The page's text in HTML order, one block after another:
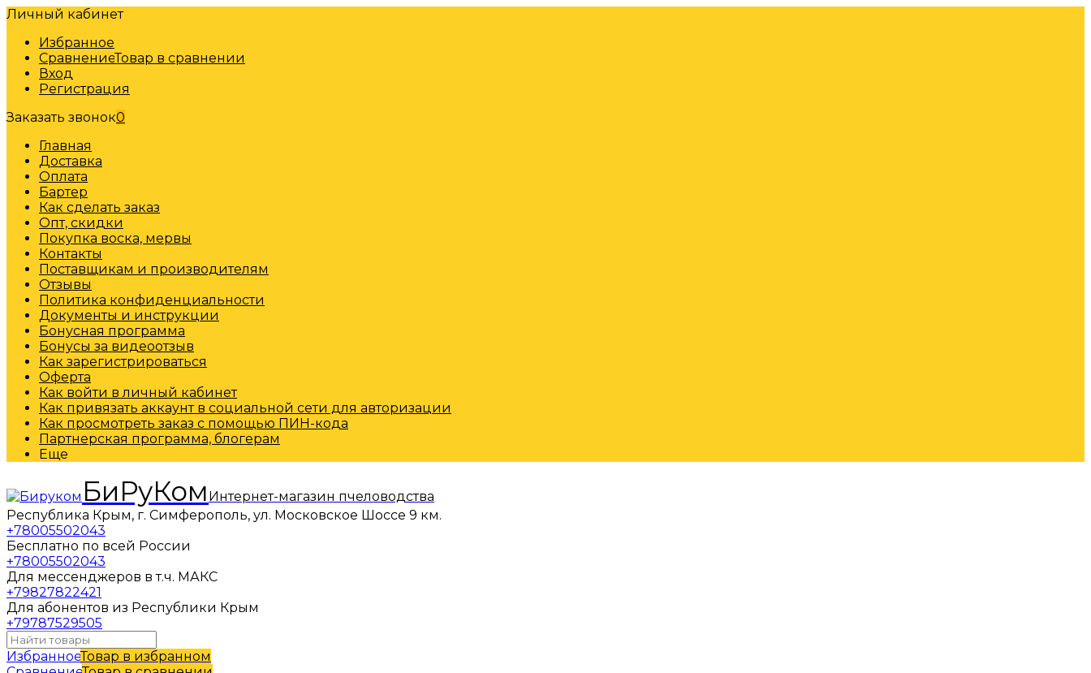
Личный кабинет
Избранное
СравнениеТовар в сравнении
Вход
Регистрация
Заказать звонок0
Главная
Доставка
Оплата
Бартер
Как сделать заказ
Опт, скидки
Покупка воска, мервы
Контакты
Поставщикам и производителям
Отзывы
Политика конфиденциальности
Документы и инструкции
Бонусная программа
Бонусы за видеоотзыв
Как зарегистрироваться
Оферта
Как войти в личный кабинет
Как привязать аккаунт в социальной сети для авторизации
Как просмотреть заказ с помощью ПИН-кода
Партнерская программа, блогерам
Еще
БиРуКом Интернет-магазин пчеловодства
Республика Крым, г. Симферополь, ул. Московское Шоссе 9 км.
+78005502043
Бесплатно по всей России
+78005502043
Для мессенджеров в т.ч. МАКС
+79827822421
Для абонентов из Республики Крым
+79787529505
ИзбранноеТовар в избранном